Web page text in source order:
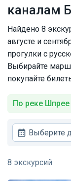
каналам
Найдено 8
августе и
прогулки с
Выбирайте
покупайте
По реке Шпрее
Выберите